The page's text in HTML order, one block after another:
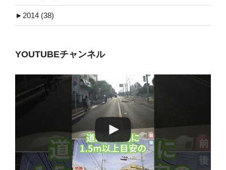
► 2014 (38)
YOUTUBEチャンネル